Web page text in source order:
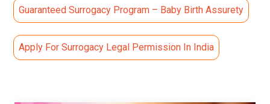
Guaranteed Surrogacy Program – Baby Birth Assurety
Apply For Surrogacy Legal Permission In India